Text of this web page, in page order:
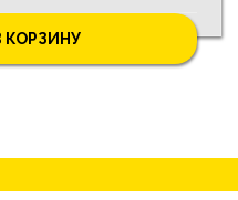
КОРЗИНУ